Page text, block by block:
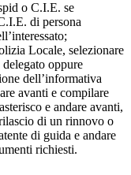
o C.I.E. se
di persona
Locale, selezionare
oppure
dell’informativa
avanti e compilare
e andare avanti,
di un rinnovo o
di guida e andare
richiesti.